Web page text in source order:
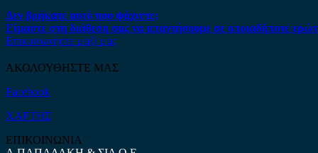
Δεν βρήκατε αυτό που ψάχνετε;
Είμαστε στη διάθεση σας να απαντήσουμε σε οποιαδήποτε
Επικοινωνήστε μαζί μας
ΑΚΟΛΟΥΘΗΣΤΕ ΜΑΣ
Facebook
ΧΑΡΤΗΣ
ΕΠΙΚΟΙΝΩΝΙΑ